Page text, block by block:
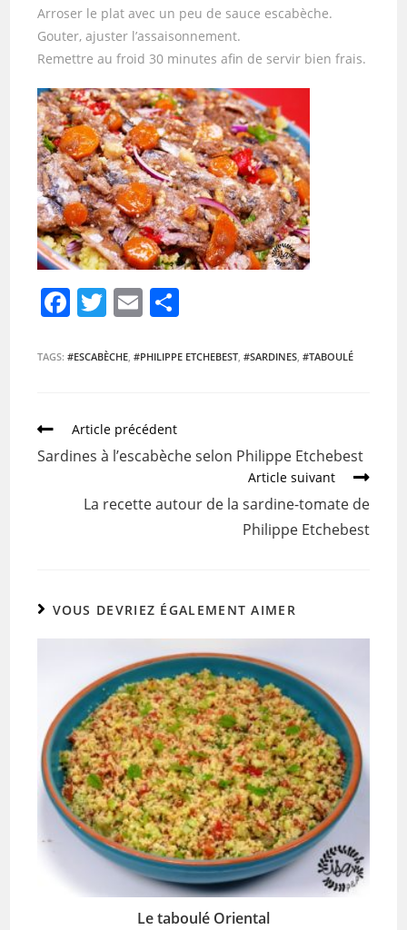
Arroser le plat avec un peu de sauce escabèche.
Gouter, ajuster l’assaisonnement.
Remettre au froid 30 minutes afin de servir bien frais.
F
c
b
o
k
T
itt
E
ai ta
TAGS:#ESCABÈCHE #PHILIPPE ETCHEBEST #SARDINES #TABOULÉ
Article précédent
Sardines à l’escabèche selon Philippe Etchebest
Article suivant
La recette autour de la sardine-tomate de
Philippe Etchebest
VOUS DEVRIEZ ÉGALEMENT AIMER
Le taboulé Oriental